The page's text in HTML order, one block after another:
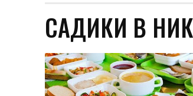
САДИКИ В